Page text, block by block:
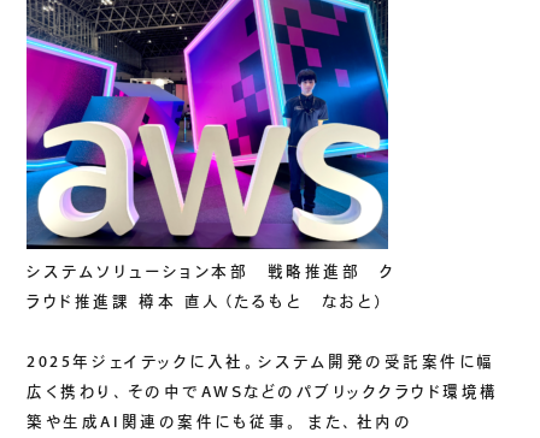
受託開発
生成AIソリューション
CASES
公開事例
SUSTAINABILITY
SDGsへの取り組み
コンプライアンス
労働情報の公開
システムソリューション本部 戦略推進部 ク
ラウド推進課 樽本 直人（たるもと なおと）
2025年ジェイテックに入社。システム開発の受託案件に幅
広く携わり、その中でAWSなどのパブリッククラウド環境構
築や生成AI関連の案件にも従事。 また、社内の